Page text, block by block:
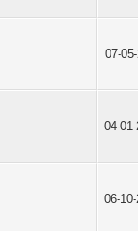
07-
04-
06-